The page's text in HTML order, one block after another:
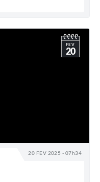
20 FEV 2025 - 07h34
FEV
20